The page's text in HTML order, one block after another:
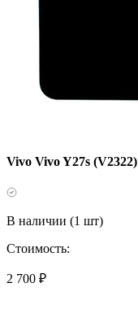
Vivo Vivo Y27s (V2322)
В наличии (1 шт)
Стоимость:
2 700 ₽